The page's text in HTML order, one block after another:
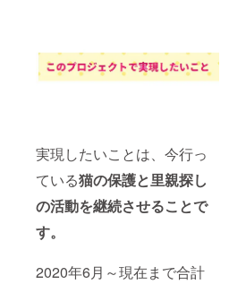
実現したいことは、今行っ
ている猫の保護と里親探し
の活動を継続させることで
す。
2020年6月～現在まで合計